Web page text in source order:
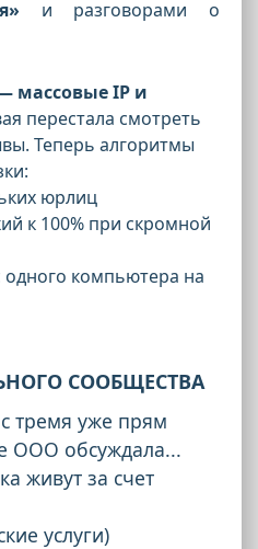
и разговорами о
массовые IP и
перестала смотреть
Теперь алгоритмы
юрлиц
к 100% при скромной
компьютера на
СООБЩЕСТВА
тремя уже прям
ООО обсуждала...
живут за счет
услуги)